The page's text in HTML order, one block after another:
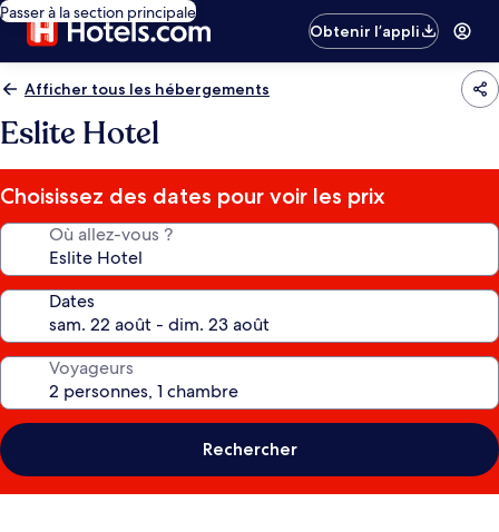
Passer à la section principale
Obtenir l’appli
Afficher tous les hébergements
Eslite Hotel
Choisissez des dates pour voir les prix
Où allez-vous ?
Dates
Voyageurs
Rechercher